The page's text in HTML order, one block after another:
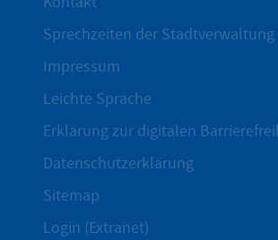
Sprechzeiten der Stadtverwaltung
Impressum
Leichte Sprache
Erklärung zur digitalen
Datenschutzerklärung
Sitemap
Login (Extranet)